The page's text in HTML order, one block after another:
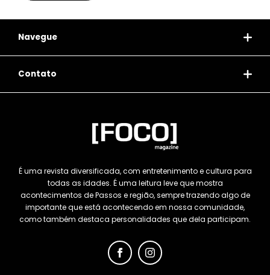
Navegue
Contato
É uma revista diversificada, com entretenimento e cultura para
todas as idades. É uma leitura leve que mostra
acontecimentos de Passos e região, sempre trazendo algo de
importante que está acontecendo em nossa comunidade,
como também destaca personalidades que dela participam.